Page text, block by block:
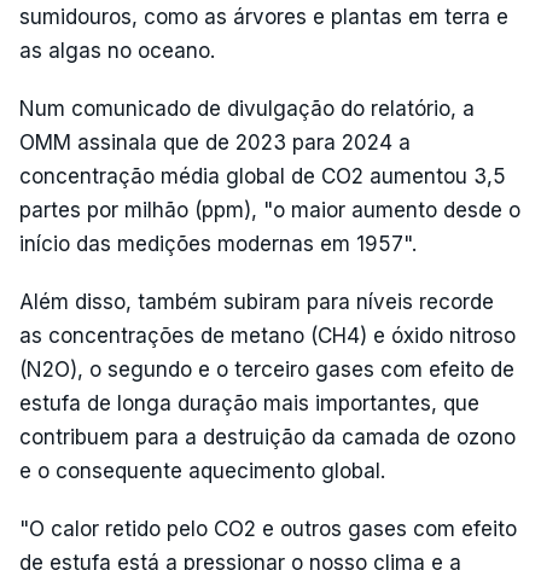
sumidouros, como as árvores e plantas em terra e
as algas no oceano.
Num comunicado de divulgação do relatório, a
OMM assinala que de 2023 para 2024 a
concentração média global de CO2 aumentou 3,5
partes por milhão (ppm), "o maior aumento desde o
início das medições modernas em 1957".
Além disso, também subiram para níveis recorde
as concentrações de metano (CH4) e óxido nitroso
(N2O), o segundo e o terceiro gases com efeito de
estufa de longa duração mais importantes, que
contribuem para a destruição da camada de ozono
e o consequente aquecimento global.
"O calor retido pelo CO2 e outros gases com efeito
de estufa está a pressionar o nosso clima e a